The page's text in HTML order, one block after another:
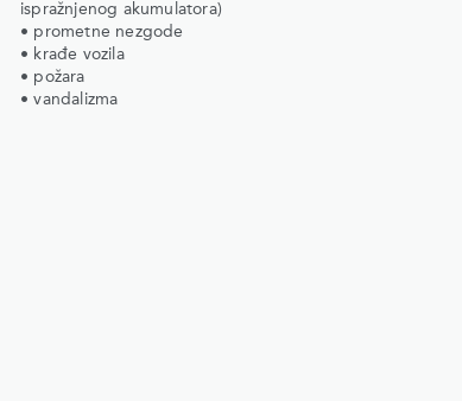
ispražnjenog akumulatora)
• prometne nezgode
• krađe vozila
• požara
• vandalizma